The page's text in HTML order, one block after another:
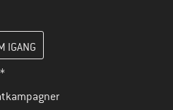
og opret i næste trin din